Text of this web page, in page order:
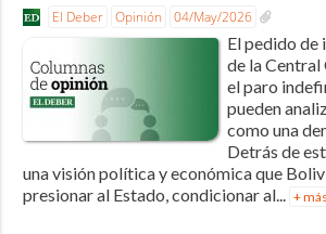
El Deber Opinión 04/May/2026
El pedido de
de la
el paro
pueden
como una
Detrás de
una visión política y económica que
presionar al Estado, condicionar al...
+ más